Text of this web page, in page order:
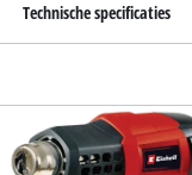
Technische specificaties